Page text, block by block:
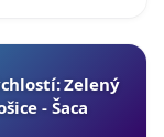
Zelený
- Šaca